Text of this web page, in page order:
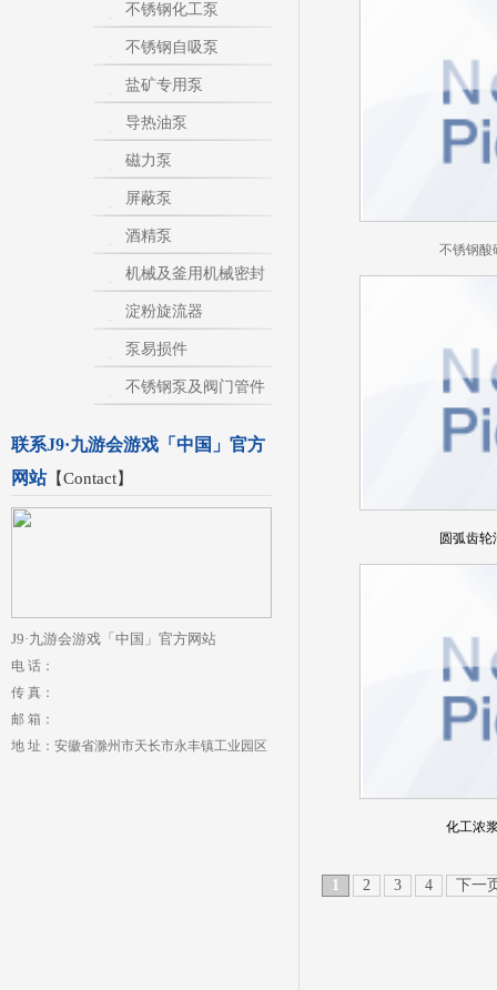
不锈钢化工泵
不锈钢自吸泵
盐矿专用泵
导热油泵
磁力泵
屏蔽泵
酒精泵
机械及釜用机械密封
淀粉旋流器
泵易损件
不锈钢泵及阀门管件
联系J9·九游会游戏「中国」官方
网站【Contact】
J9·九游会游戏「中国」官方网站
电 话：
传 真：
邮 箱：
地 址：安徽省滁州市天长市永丰镇工业园区
不锈钢酸
圆弧齿轮
化工浓
1 2 3 4 下一